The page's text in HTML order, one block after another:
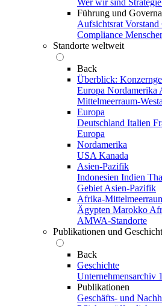
Führung und
Aufsichtsrat Vorstand
Compliance
Standorte weltweit
Back
Überblick:
Europa Nordamerika
Mittelmeerraum-
Europa
Deutschland Italien
Europa
Nordamerika
USA Kanada
Asien-Pazifik
Indonesien Indien
Gebiet Asien-Pazifik
Afrika-
Ägypten Marokko
AMWA-Standorte
Publikationen und
Back
Geschichte
Unternehmensarchiv
Publikationen
Geschäfts- und